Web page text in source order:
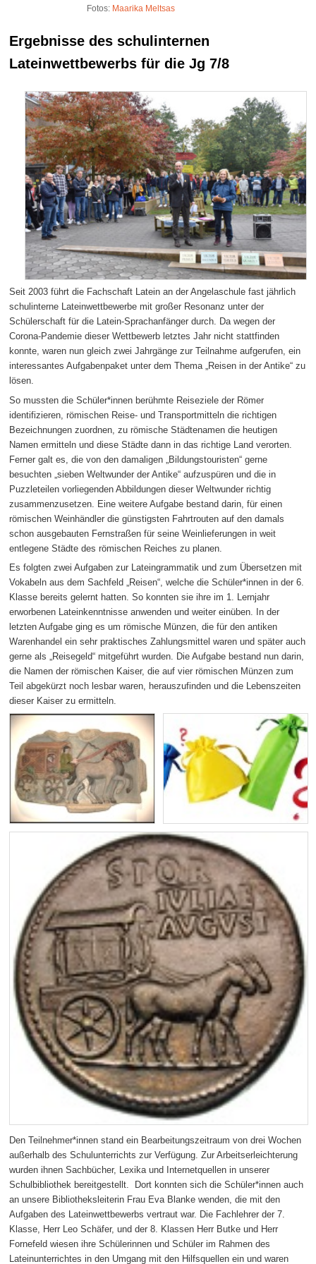
Fotos: Maarika Meltsas
Ergebnisse des schulinternen
Lateinwettbewerbs für die Jg 7/8
Seit 2003 führt die Fachschaft Latein an der Angelaschule fast jährlich
schulinterne Lateinwettbewerbe mit großer Resonanz unter der
Schülerschaft für die Latein-Sprachanfänger durch. Da wegen der
Corona-Pandemie dieser Wettbewerb letztes Jahr nicht stattfinden
konnte, waren nun gleich zwei Jahrgänge zur Teilnahme aufgerufen, ein
interessantes Aufgabenpaket unter dem Thema „Reisen in der Antike“ zu
lösen.
So mussten die Schüler*innen berühmte Reiseziele der Römer
identifizieren, römischen Reise- und Transportmitteln die richtigen
Bezeichnungen zuordnen, zu römische Städtenamen die heutigen
Namen ermitteln und diese Städte dann in das richtige Land verorten.
Ferner galt es, die von den damaligen „Bildungstouristen“ gerne
besuchten „sieben Weltwunder der Antike“ aufzuspüren und die in
Puzzleteilen vorliegenden Abbildungen dieser Weltwunder richtig
zusammenzusetzen. Eine weitere Aufgabe bestand darin, für einen
römischen Weinhändler die günstigsten Fahrtrouten auf den damals
schon ausgebauten Fernstraßen für seine Weinlieferungen in weit
entlegene Städte des römischen Reiches zu planen.
Es folgten zwei Aufgaben zur Lateingrammatik und zum Übersetzen mit
Vokabeln aus dem Sachfeld „Reisen“, welche die Schüler*innen in der 6.
Klasse bereits gelernt hatten. So konnten sie ihre im 1. Lernjahr
erworbenen Lateinkenntnisse anwenden und weiter einüben. In der
letzten Aufgabe ging es um römische Münzen, die für den antiken
Warenhandel ein sehr praktisches Zahlungsmittel waren und später auch
gerne als „Reisegeld“ mitgeführt wurden. Die Aufgabe bestand nun darin,
die Namen der römischen Kaiser, die auf vier römischen Münzen zum
Teil abgekürzt noch lesbar waren, herauszufinden und die Lebenszeiten
dieser Kaiser zu ermitteln.
Den Teilnehmer*innen stand ein Bearbeitungszeitraum von drei Wochen
außerhalb des Schulunterrichts zur Verfügung. Zur Arbeitserleichterung
wurden ihnen Sachbücher, Lexika und Internetquellen in unserer
Schulbibliothek bereitgestellt. Dort konnten sich die Schüler*innen auch
an unsere Bibliotheksleiterin Frau Eva Blanke wenden, die mit den
Aufgaben des Lateinwettbewerbs vertraut war. Die Fachlehrer der 7.
Klasse, Herr Leo Schäfer, und der 8. Klassen Herr Butke und Herr
Fornefeld wiesen ihre Schülerinnen und Schüler im Rahmen des
Lateinunterrichtes in den Umgang mit den Hilfsquellen ein und waren